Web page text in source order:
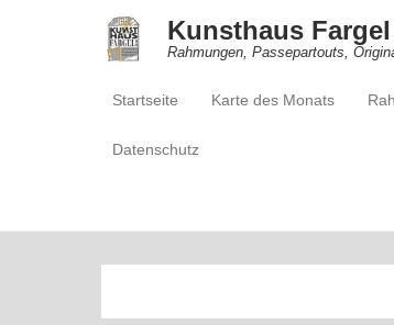
Kunsthaus
Rahmungen, Passepartouts,
Primärmenü
Zum Inhalt springen
Startseite Karte des Monats
Datenschutz